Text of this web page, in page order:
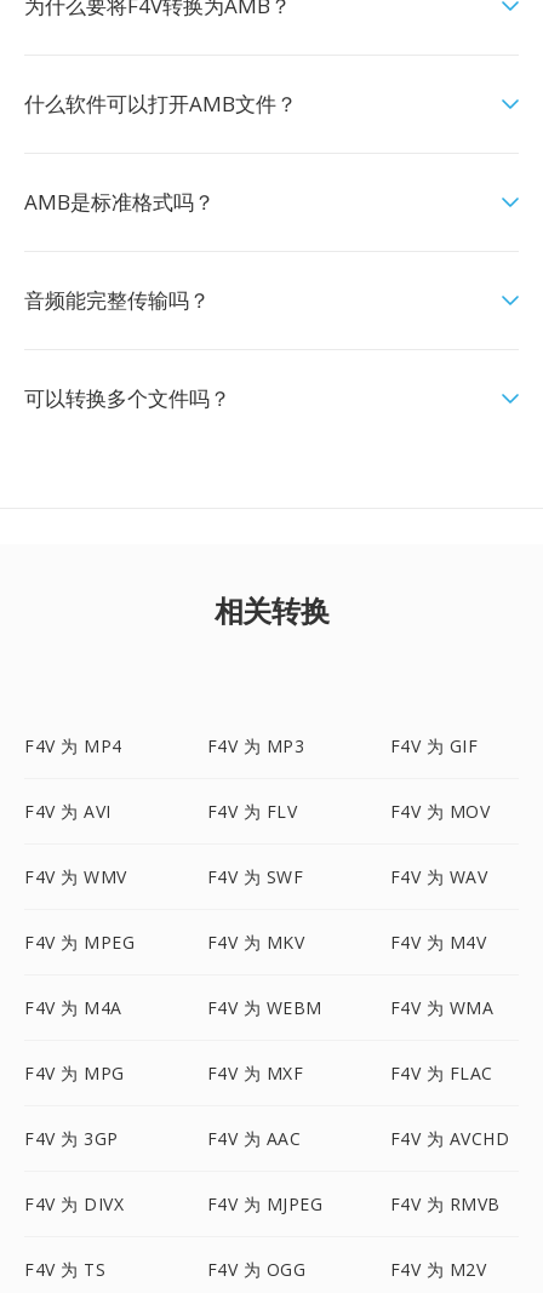
什么软件可以打开AMB文件？
AMB是标准格式吗？
音频能完整传输吗？
可以转换多个文件吗？
相关转换
F4V 为 MP4 F4V 为 MP3 F4V 为 GIF
F4V 为 AVI F4V 为 FLV F4V 为 MOV
F4V 为 WMV F4V 为 SWF F4V 为 WAV
F4V 为 MPEG F4V 为 MKV F4V 为 M4V
F4V 为 M4A F4V 为 WEBM F4V 为 WMA
F4V 为 MPG F4V 为 MXF F4V 为 FLAC
F4V 为 3GP F4V 为 AAC F4V 为 AVCHD
F4V 为 DIVX F4V 为 MJPEG F4V 为 RMVB
F4V 为 TS F4V 为 OGG F4V 为 M2V